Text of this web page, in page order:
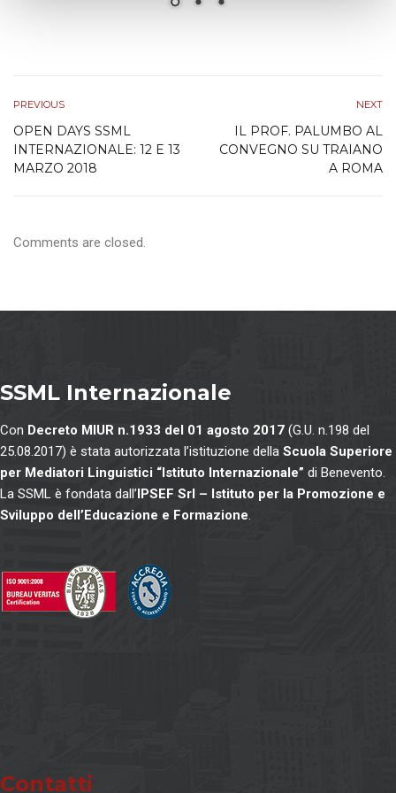
PREVIOUS
OPEN DAYS SSML
INTERNAZIONALE: 12 E 13
MARZO 2018
NEXT
IL PROF. PALUMBO AL
CONVEGNO SU TRAIANO
A ROMA
Comments are closed.
SSML Internazionale
Con Decreto MIUR n.1933 del 01 agosto 2017 (G.U. n.198 del
25.08.2017) è stata autorizzata l’istituzione della Scuola Superiore
per Mediatori Linguistici “Istituto Internazionale” di Benevento.
La SSML è fondata dall’IPSEF Srl – Istituto per la Promozione e
Sviluppo dell’Educazione e Formazione.
Contatti